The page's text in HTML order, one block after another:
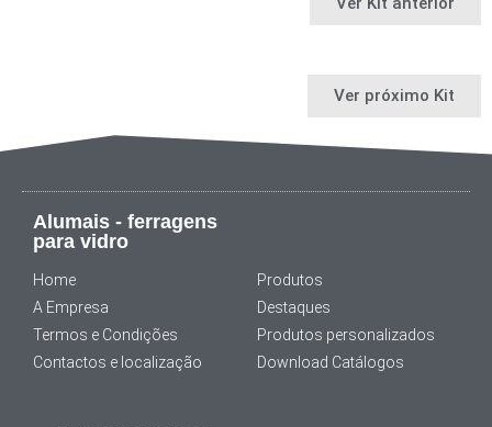
Ver próximo Kit
Alumais - ferragens
para vidro
Home
A Empresa
Termos e Condições
Contactos e localização
Produtos
Destaques
Produtos personalizados
Download Catálogos